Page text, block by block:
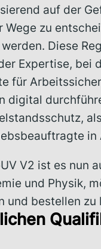
auf der
zu
Diese
Expertise, bei
für
digital
in
V2 ist es nun
und Physik,
und bestellen